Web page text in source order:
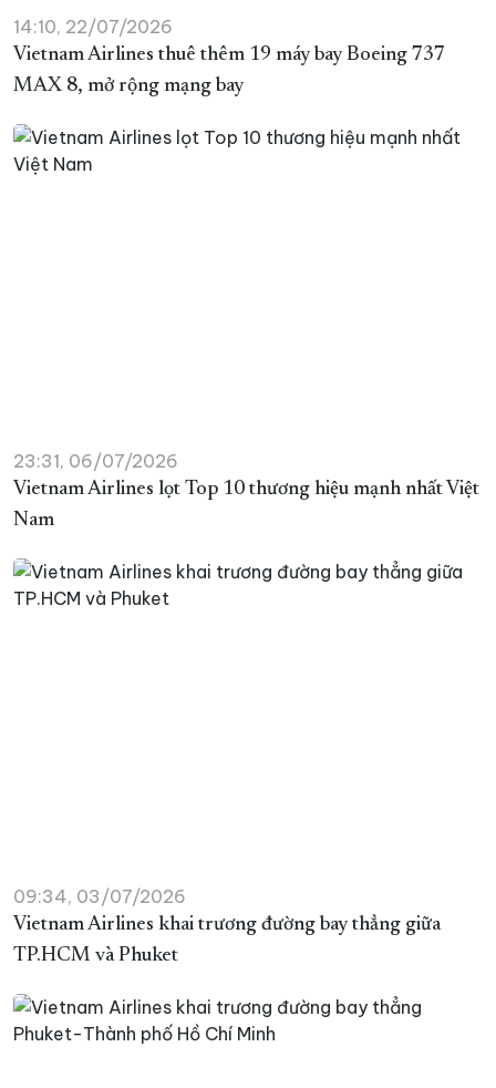
14:10, 22/07/2026
Vietnam Airlines thuê thêm 19 máy bay Boeing 737
MAX 8, mở rộng mạng bay
23:31, 06/07/2026
Vietnam Airlines lọt Top 10 thương hiệu mạnh nhất Việt
Nam
09:34, 03/07/2026
Vietnam Airlines khai trương đường bay thẳng giữa
TP.HCM và Phuket